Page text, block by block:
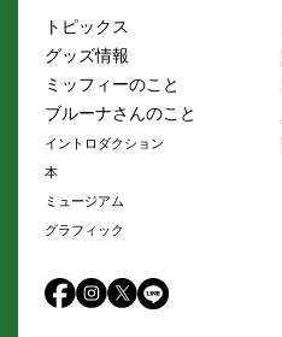
トピックス
グッズ情報
ミッフィーのこと
ブルーナさんのこと
イントロダクション
本
ミュージアム
グラフィック